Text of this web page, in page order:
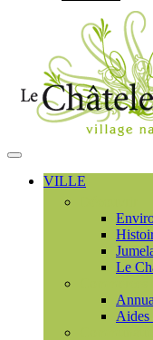
MENU
PRINCIPAL
VILLE
Le
Aides